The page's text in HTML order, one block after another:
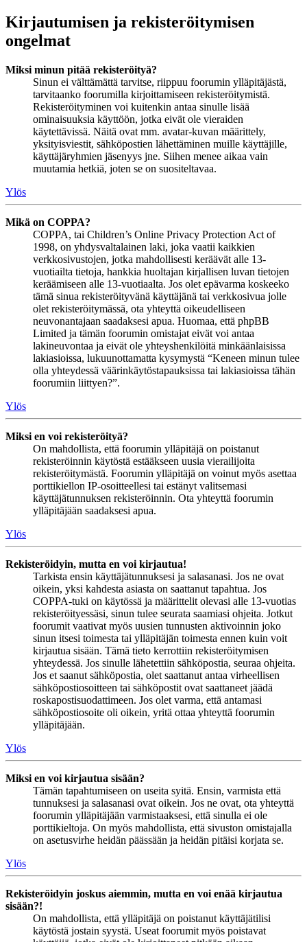
Kirjautumisen ja rekisteröitymisen
ongelmat
Miksi minun pitää rekisteröityä?
Sinun ei välttämättä tarvitse, riippuu foorumin ylläpitäjästä,
tarvitaanko foorumilla kirjoittamiseen rekisteröitymistä.
Rekisteröityminen voi kuitenkin antaa sinulle lisää
ominaisuuksia käyttöön, jotka eivät ole vieraiden
käytettävissä. Näitä ovat mm. avatar-kuvan määrittely,
yksityisviestit, sähköpostien lähettäminen muille käyttäjille,
käyttäjäryhmien jäsenyys jne. Siihen menee aikaa vain
muutamia hetkiä, joten se on suositeltavaa.
Ylös
Mikä on COPPA?
COPPA, tai Children’s Online Privacy Protection Act of
1998, on yhdysvaltalainen laki, joka vaatii kaikkien
verkkosivustojen, jotka mahdollisesti keräävät alle 13-
vuotiailta tietoja, hankkia huoltajan kirjallisen luvan tietojen
keräämiseen alle 13-vuotiaalta. Jos olet epävarma koskeeko
tämä sinua rekisteröityvänä käyttäjänä tai verkkosivua jolle
olet rekisteröitymässä, ota yhteyttä oikeudelliseen
neuvonantajaan saadaksesi apua. Huomaa, että phpBB
Limited ja tämän foorumin omistajat eivät voi antaa
lakineuvontaa ja eivät ole yhteyshenkilöitä minkäänlaisissa
lakiasioissa, lukuunottamatta kysymystä “Keneen minun tulee
olla yhteydessä väärinkäytöstapauksissa tai lakiasioissa tähän
foorumiin liittyen?”.
Ylös
Miksi en voi rekisteröityä?
On mahdollista, että foorumin ylläpitäjä on poistanut
rekisteröinnin käytöstä estääkseen uusia vierailijoita
rekisteröitymästä. Foorumin ylläpitäjä on voinut myös asettaa
porttikiellon IP-osoitteellesi tai estänyt valitsemasi
käyttäjätunnuksen rekisteröinnin. Ota yhteyttä foorumin
ylläpitäjään saadaksesi apua.
Ylös
Rekisteröidyin, mutta en voi kirjautua!
Tarkista ensin käyttäjätunnuksesi ja salasanasi. Jos ne ovat
oikein, yksi kahdesta asiasta on saattanut tapahtua. Jos
COPPA-tuki on käytössä ja määrittelit olevasi alle 13-vuotias
rekisteröityessäsi, sinun tulee seurata saamiasi ohjeita. Jotkut
foorumit vaativat myös uusien tunnusten aktivoinnin joko
sinun itsesi toimesta tai ylläpitäjän toimesta ennen kuin voit
kirjautua sisään. Tämä tieto kerrottiin rekisteröitymisen
yhteydessä. Jos sinulle lähetettiin sähköpostia, seuraa ohjeita.
Jos et saanut sähköpostia, olet saattanut antaa virheellisen
sähköpostiosoitteen tai sähköpostit ovat saattaneet jäädä
roskapostisuodattimeen. Jos olet varma, että antamasi
sähköpostiosoite oli oikein, yritä ottaa yhteyttä foorumin
ylläpitäjään.
Ylös
Miksi en voi kirjautua sisään?
Tämän tapahtumiseen on useita syitä. Ensin, varmista että
tunnuksesi ja salasanasi ovat oikein. Jos ne ovat, ota yhteyttä
foorumin ylläpitäjään varmistaaksesi, että sinulla ei ole
porttikieltoja. On myös mahdollista, että sivuston omistajalla
on asetusvirhe heidän päässään ja heidän pitäisi korjata se.
Ylös
Rekisteröidyin joskus aiemmin, mutta en voi enää kirjautua
sisään?!
On mahdollista, että ylläpitäjä on poistanut käyttäjätilisi
käytöstä jostain syystä. Useat foorumit myös poistavat